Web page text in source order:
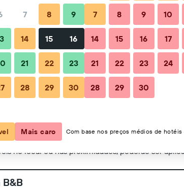
e Perguntas frequentes Alojamentos
no local ou nas proximidades; poderão ser
Mostrar no mapa
7 8 9
14 15 16
21 22 23
28 29 30
7 8 9 10
14 15 16 17
21 22 23 24
28 29 30
Mais caro Com base nos preços médios de hotéis